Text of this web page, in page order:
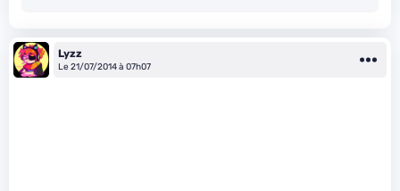
Lyzz
Le 21/07/2014 à 07h07